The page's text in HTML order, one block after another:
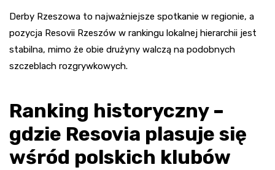
Derby Rzeszowa to najważniejsze spotkanie w regionie, a
pozycja Resovii Rzeszów w rankingu lokalnej hierarchii jest
stabilna, mimo że obie drużyny walczą na podobnych
szczeblach rozgrywkowych.
Ranking historyczny –
gdzie Resovia plasuje się
wśród polskich klubów